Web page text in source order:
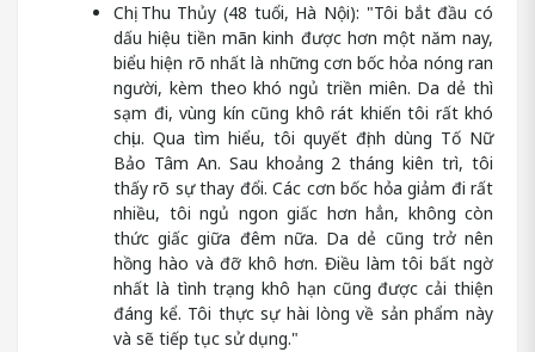
Chị Thu Thủy (48 tuổi, Hà Nội): "Tôi bắt đầu có
dấu hiệu tiền mãn kinh được hơn một năm nay,
biểu hiện rõ nhất là những cơn bốc hỏa nóng ran
người, kèm theo khó ngủ triền miên. Da dẻ thì
sạm đi, vùng kín cũng khô rát khiến tôi rất khó
chịu. Qua tìm hiểu, tôi quyết định dùng Tố Nữ
Bảo Tâm An. Sau khoảng 2 tháng kiên trì, tôi
thấy rõ sự thay đổi. Các cơn bốc hỏa giảm đi rất
nhiều, tôi ngủ ngon giấc hơn hẳn, không còn
thức giấc giữa đêm nữa. Da dẻ cũng trở nên
hồng hào và đỡ khô hơn. Điều làm tôi bất ngờ
nhất là tình trạng khô hạn cũng được cải thiện
đáng kể. Tôi thực sự hài lòng về sản phẩm này
và sẽ tiếp tục sử dụng."